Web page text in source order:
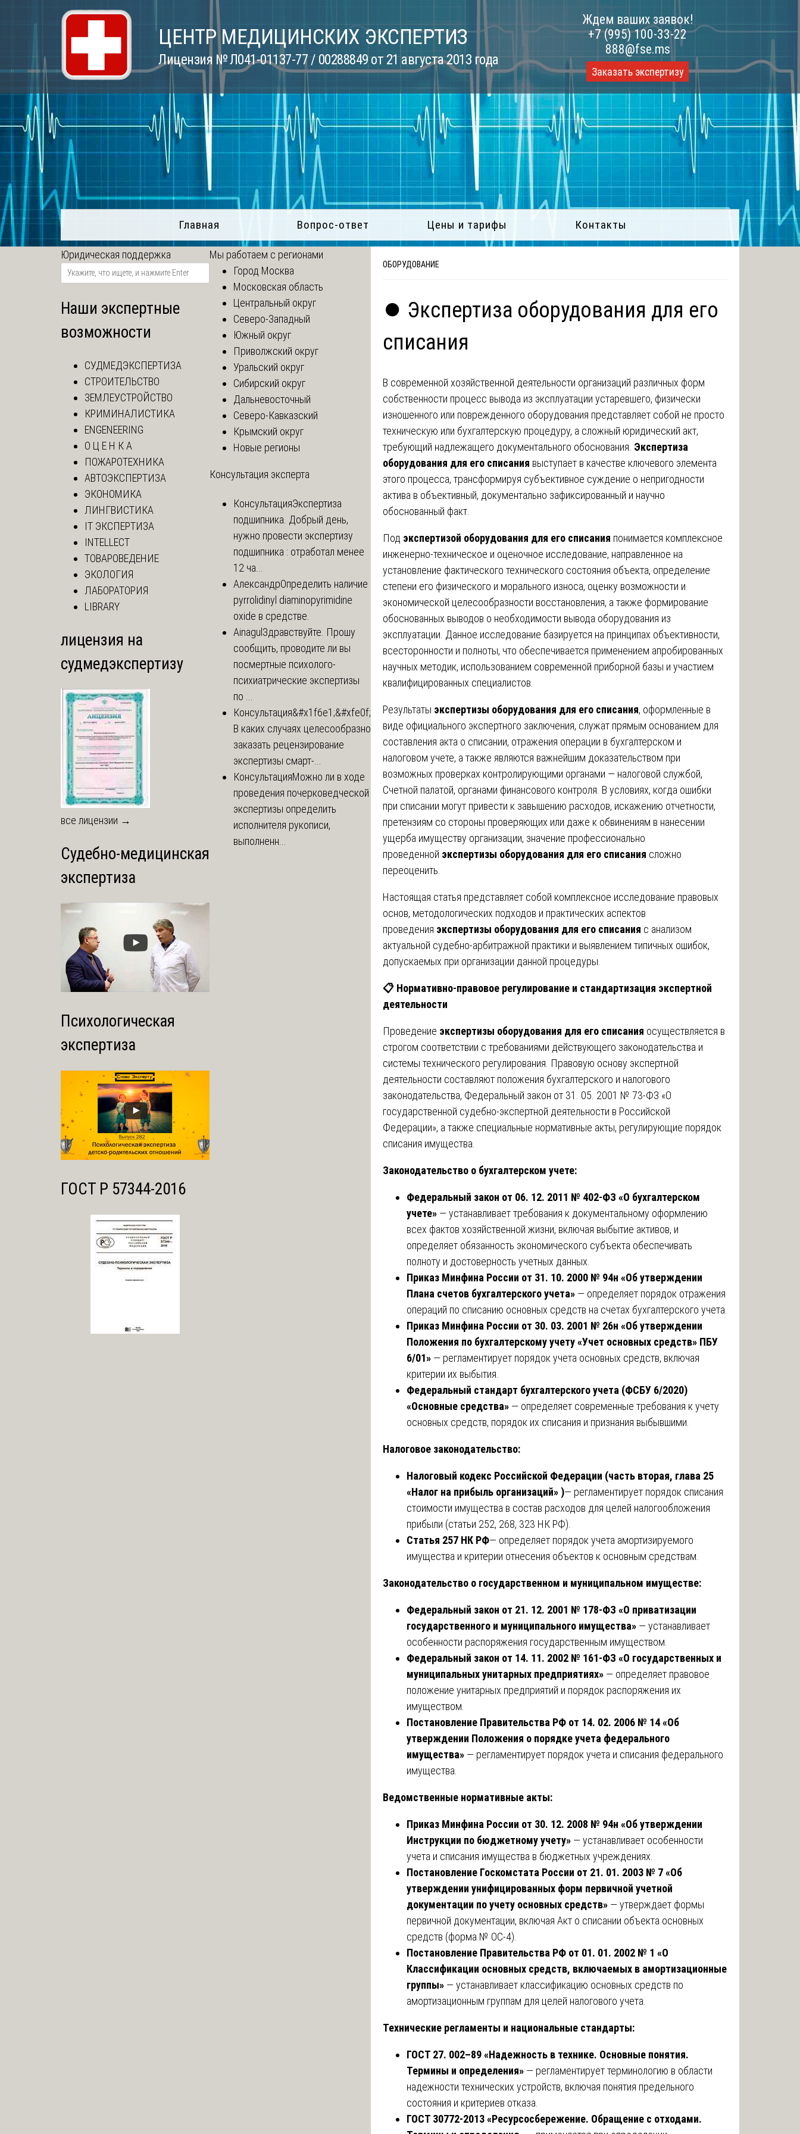
ЦЕНТР МЕДИЦИНСКИХ ЭКСПЕРТИЗ
Лицензия № Л041-01137-77 / 00288849 от 21 августа 2013 года
Ждем ваших заявок!
+7 (995) 100-33-22
888@fse.ms
Заказать экспертизу
Главная Вопрос-ответ Цены и тарифы Контакты
ОБОРУДОВАНИЕ
⏺️ Экспертиза оборудования для его
списания
В современной хозяйственной деятельности организаций различных форм
собственности процесс вывода из эксплуатации устаревшего, физически
изношенного или поврежденного оборудования представляет собой не просто
техническую или бухгалтерскую процедуру, а сложный юридический акт,
требующий надлежащего документального обоснования. Экспертиза
оборудования для его списания выступает в качестве ключевого элемента
этого процесса, трансформируя субъективное суждение о непригодности
актива в объективный, документально зафиксированный и научно
обоснованный факт.
Под экспертизой оборудования для его списания понимается комплексное
инженерно-техническое и оценочное исследование, направленное на
установление фактического технического состояния объекта, определение
степени его физического и морального износа, оценку возможности и
экономической целесообразности восстановления, а также формирование
обоснованных выводов о необходимости вывода оборудования из
эксплуатации. Данное исследование базируется на принципах объективности,
всесторонности и полноты, что обеспечивается применением апробированных
научных методик, использованием современной приборной базы и участием
квалифицированных специалистов.
Результаты экспертизы оборудования для его списания, оформленные в
виде официального экспертного заключения, служат прямым основанием для
составления акта о списании, отражения операции в бухгалтерском и
налоговом учете, а также являются важнейшим доказательством при
возможных проверках контролирующими органами — налоговой службой,
Счетной палатой, органами финансового контроля. В условиях, когда ошибки
при списании могут привести к завышению расходов, искажению отчетности,
претензиям со стороны проверяющих или даже к обвинениям в нанесении
ущерба имуществу организации, значение профессионально
проведенной экспертизы оборудования для его списания сложно
переоценить.
Настоящая статья представляет собой комплексное исследование правовых
основ, методологических подходов и практических аспектов
проведения экспертизы оборудования для его списания с анализом
актуальной судебно-арбитражной практики и выявлением типичных ошибок,
допускаемых при организации данной процедуры.
📋 Нормативно-правовое регулирование и стандартизация экспертной
деятельности
Проведение экспертизы оборудования для его списания осуществляется в
строгом соответствии с требованиями действующего законодательства и
системы технического регулирования. Правовую основу экспертной
деятельности составляют положения бухгалтерского и налогового
законодательства, Федеральный закон от 31. 05. 2001 № 73-ФЗ «О
государственной судебно-экспертной деятельности в Российской
Федерации», а также специальные нормативные акты, регулирующие порядок
списания имущества.
Законодательство о бухгалтерском учете:
Федеральный закон от 06. 12. 2011 № 402-ФЗ «О бухгалтерском
учете» — устанавливает требования к документальному оформлению
всех фактов хозяйственной жизни, включая выбытие активов, и
определяет обязанность экономического субъекта обеспечивать
полноту и достоверность учетных данных.
Приказ Минфина России от 31. 10. 2000 № 94н «Об утверждении
Плана счетов бухгалтерского учета» — определяет порядок отражения
операций по списанию основных средств на счетах бухгалтерского учета.
Приказ Минфина России от 30. 03. 2001 № 26н «Об утверждении
Положения по бухгалтерскому учету «Учет основных средств» ПБУ
6/01» — регламентирует порядок учета основных средств, включая
критерии их выбытия.
Федеральный стандарт бухгалтерского учета (ФСБУ 6/2020)
«Основные средства» — определяет современные требования к учету
основных средств, порядок их списания и признания выбывшими.
Налоговое законодательство:
Налоговый кодекс Российской Федерации (часть вторая, глава 25
«Налог на прибыль организаций» )— регламентирует порядок списания
стоимости имущества в состав расходов для целей налогообложения
прибыли (статьи 252, 268, 323 НК РФ).
Статья 257 НК РФ— определяет порядок учета амортизируемого
имущества и критерии отнесения объектов к основным средствам.
Законодательство о государственном и муниципальном имуществе:
Федеральный закон от 21. 12. 2001 № 178-ФЗ «О приватизации
государственного и муниципального имущества» — устанавливает
особенности распоряжения государственным имуществом.
Федеральный закон от 14. 11. 2002 № 161-ФЗ «О государственных и
муниципальных унитарных предприятиях» — определяет правовое
положение унитарных предприятий и порядок распоряжения их
имуществом.
Постановление Правительства РФ от 14. 02. 2006 № 14 «Об
утверждении Положения о порядке учета федерального
имущества» — регламентирует порядок учета и списания федерального
имущества.
Ведомственные нормативные акты:
Приказ Минфина России от 30. 12. 2008 № 94н «Об утверждении
Инструкции по бюджетному учету» — устанавливает особенности
учета и списания имущества в бюджетных учреждениях.
Постановление Госкомстата России от 21. 01. 2003 № 7 «Об
утверждении унифицированных форм первичной учетной
документации по учету основных средств» — утверждает формы
первичной документации, включая Акт о списании объекта основных
средств (форма № ОС-4).
Постановление Правительства РФ от 01. 01. 2002 № 1 «О
Классификации основных средств, включаемых в амортизационные
группы» — устанавливает классификацию основных средств по
амортизационным группам для целей налогового учета.
Технические регламенты и национальные стандарты:
ГОСТ 27. 002–89 «Надежность в технике. Основные понятия.
Термины и определения» — регламентирует терминологию в области
надежности технических устройств, включая понятия предельного
состояния и критериев отказа.
ГОСТ 30772-2013 «Ресурсосбережение. Обращение с отходами.
Юридическая поддержка
Наши экспертные
возможности
СУДМЕДЭКСПЕРТИЗА
СТРОИТЕЛЬСТВО
ЗЕМЛЕУСТРОЙСТВО
КРИМИНАЛИСТИКА
ENGENEERING
О Ц Е Н К А
ПОЖАРОТЕХНИКА
АВТОЭКСПЕРТИЗА
ЭКОНОМИКА
ЛИНГВИСТИКА
IT ЭКСПЕРТИЗА
INTELLECT
ТОВАРОВЕДЕНИЕ
ЭКОЛОГИЯ
ЛАБОРАТОРИЯ
LIBRARY
лицензия на
судмедэкспертизу
все лицензии →
Судебно-медицинская
экспертиза
Психологическая
экспертиза
ГОСТ Р 57344-2016
Мы работаем с регионами
Город Москва
Московская область
Центральный округ
Северо-Западный
Южный округ
Приволжский округ
Уральский округ
Сибирский округ
Дальневосточный
Северо-Кавказский
Крымский округ
Новые регионы
Консультация эксперта
КонсультацияЭкспертиза
подшипника. Добрый день,
нужно провести экспертизу
подшипника : отработал менее
12 ча...
АлександрОпределить наличие
pyrrolidinyl diaminopyrimidine
oxide в средстве.
Ainagul Здравствуйте. Прошу
сообщить, проводите ли вы
посмертные психолого-
психиатрические экспертизы
по ...
Консультация&#x1f6e1;&#xfe0f;
В каких случаях целесообразно
заказать рецензирование
экспертизы смарт-...
КонсультацияМожно ли в ходе
проведения почерковедческой
экспертизы определить
исполнителя рукописи,
выполненн...